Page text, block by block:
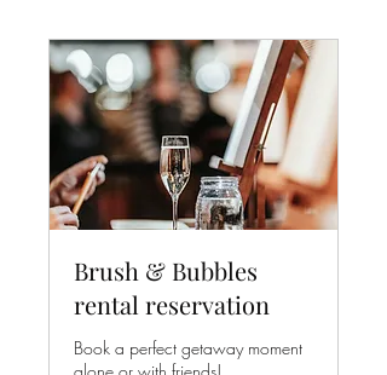
Brush & Bubbles
rental reservation
Book a perfect getaway moment